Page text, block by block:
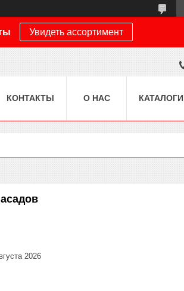
Увидеть ассортимент
КОНТАКТЫ О НАС КАТАЛОГИ
2026